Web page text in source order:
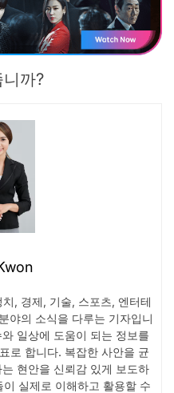
까?
, 경제, 기술, 스포츠, 엔터테
야의 소식을 다루는 기자입니
일상에 도움이 되는 정보를
로 합니다. 복잡한 사안을 균
현안을 신뢰감 있게 보도하
실제로 이해하고 활용할 수